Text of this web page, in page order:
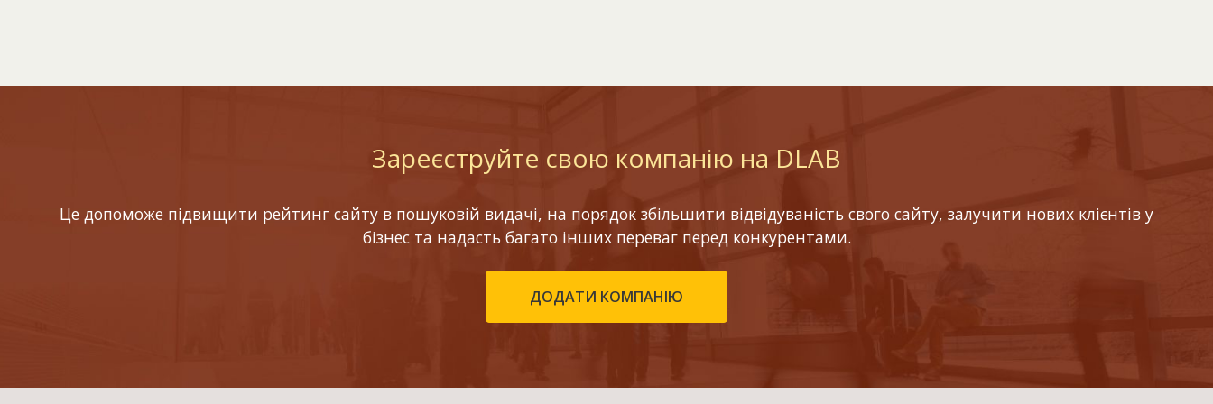
Зареєструйте свою компанію на DLAB
Це допоможе підвищити рейтинг сайту в пошуковій видачі, на порядок збільшити відвідуваність свого сайту, залучити нових клієнтів у
бізнес та надасть багато інших переваг перед конкурентами.
ДОДАТИ КОМПАНІЮ